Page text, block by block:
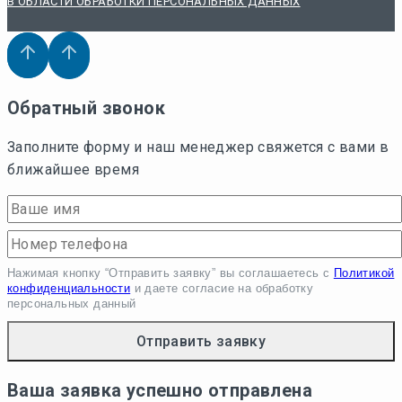
Обратный звонок
Заполните форму и наш менеджер свяжется с вами в
ближайшее время
Нажимая кнопку “Отправить заявку” вы соглашаетесь с Политикой
конфиденциальности и даете согласие на обработку
персональных данный
Ваша заявка успешно отправлена